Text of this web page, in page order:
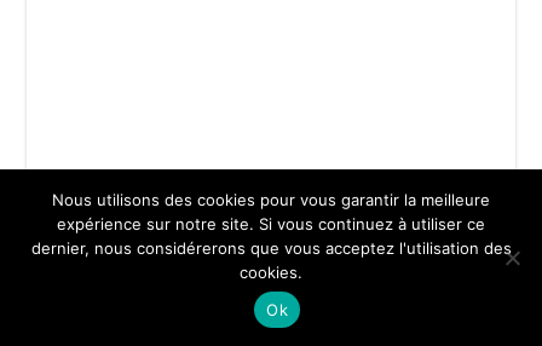
Le guide du management situationnel
Nous utilisons des cookies pour vous garantir la meilleure
expérience sur notre site. Si vous continuez à utiliser ce
dernier, nous considérerons que vous acceptez l'utilisation des
cookies.
Ok